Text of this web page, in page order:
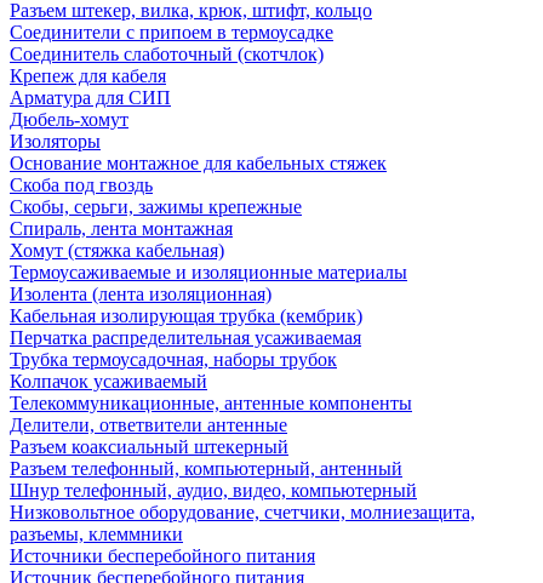
Разъем штекер, вилка, крюк, штифт, кольцо
Соединители с припоем в термоусадке
Соединитель слаботочный (скотчлок)
Крепеж для кабеля
Арматура для СИП
Дюбель-хомут
Изоляторы
Основание монтажное для кабельных стяжек
Скоба под гвоздь
Скобы, серьги, зажимы крепежные
Спираль, лента монтажная
Хомут (стяжка кабельная)
Термоусаживаемые и изоляционные материалы
Изолента (лента изоляционная)
Кабельная изолирующая трубка (кембрик)
Перчатка распределительная усаживаемая
Трубка термоусадочная, наборы трубок
Колпачок усаживаемый
Телекоммуникационные, антенные компоненты
Делители, ответвители антенные
Разъем коаксиальный штекерный
Разъем телефонный, компьютерный, антенный
Шнур телефонный, аудио, видео, компьютерный
Низковольтное оборудование, счетчики, молниезащита,
разъемы, клеммники
Источники бесперебойного питания
Источник бесперебойного питания